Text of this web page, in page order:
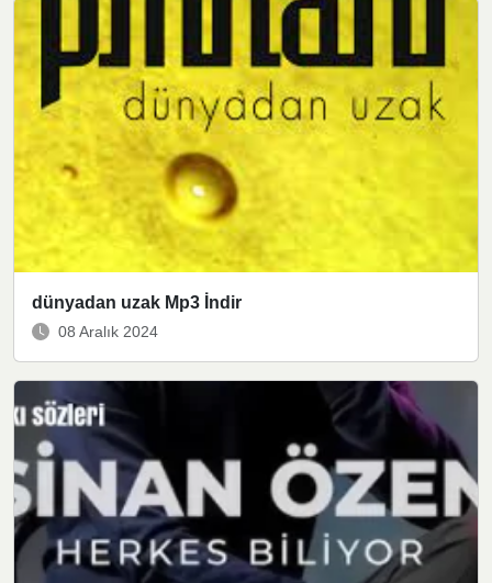
dünyadan uzak Mp3 İndir
08 Aralık 2024